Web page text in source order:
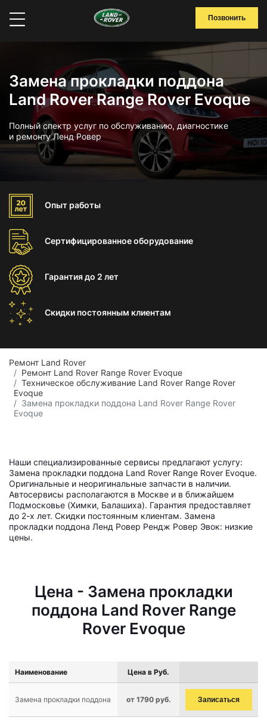
Позвонить
Замена прокладки поддона
Land Rover Range Rover Evoque
Полный спектр услуг по обслуживанию, диагностике
и ремонту Ленд Ровер
Опыт работы
Сертифицированноеоборудование
Гарантиядо 2 лет
Скидки постоянным клиентам
Ремонт Land Rover
Ремонт Land Rover Range Rover Evoque
Техническое обслуживание Land Rover Range Rover
Evoque
Замена прокладки поддона Land Rover Range Rover
Evoque
Наши специализированные сервисы предлагают услугу:
Замена прокладки поддона Land Rover Range Rover Evoque.
Оригинальные и неоригинальные запчасти в наличии.
Автосервисы располагаются в Москве и в ближайшем
Подмосковье (Химки, Балашиха). Гарантия предоставляет
до 2-х лет. Скидки постоянным клиентам. Замена
прокладки поддона Ленд Ровер Рендж Ровер Эвок: низкие
цены.
Цена - Замена прокладки
поддона Land Rover Range
Rover Evoque
Наименование Цена в Руб.
Замена прокладки поддона от 1790 руб. Записаться